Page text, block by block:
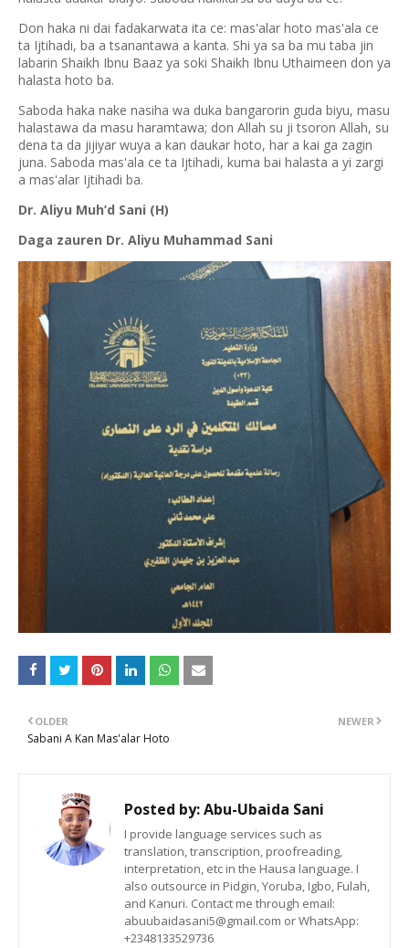
Don haka ni dai fadakarwata ita ce: mas'alar hoto mas'ala ce
ta Ijtihadi, ba a tsanantawa a kanta. Shi ya sa ba mu taba jin
labarin Shaikh Ibnu Baaz ya soki Shaikh Ibnu Uthaimeen don ya
halasta hoto ba.
Saboda haka nake nasiha wa duka bangarorin guda biyu, masu
halastawa da masu haramtawa; don Allah su ji tsoron Allah, su
dena ta da jijiyar wuya a kan daukar hoto, har a kai ga zagin
juna. Saboda mas'ala ce ta Ijtihadi, kuma bai halasta a yi zargi
a mas'alar Ijtihadi ba.
Dr. Aliyu Muh’d Sani (H)
Daga zauren Dr. Aliyu Muhammad Sani
NEWER
OLDER
Sabani A Kan Mas'alar Hoto
Posted by:Abu-Ubaida Sani
I provide language services such as
translation, transcription, proofreading,
interpretation, etc in the Hausa language. I
also outsource in Pidgin, Yoruba, Igbo, Fulah,
and Kanuri. Contact me through email:
abuubaidasani5@gmail.com or WhatsApp:
+2348133529736